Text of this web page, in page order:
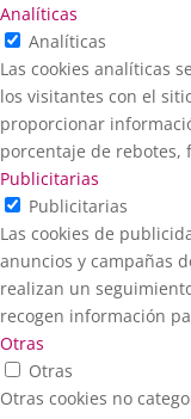
Analíticas
Analíticas
Las cookies analíticas
los visitantes con el
proporcionar
porcentaje de rebotes,
Publicitarias
Publicitarias
Las cookies de
anuncios y campañas
realizan un
recogen información
Otras
Otras
Otras cookies no